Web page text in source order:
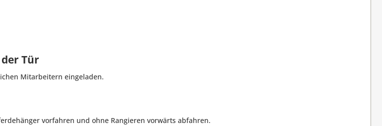
Tür
Mitarbeitern eingeladen.
vorfahren und ohne Rangieren vorwärts abfahren.